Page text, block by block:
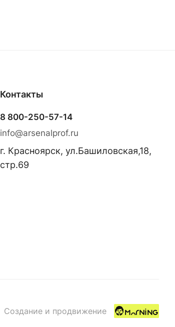
Контакты
8 800-250-57-14
info@arsenalprof.ru
г. Красноярск, ул.Башиловская,18,
стр.69
Создание и продвижение